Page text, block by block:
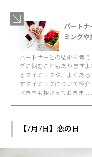
パートナ
ミングや
パートナーとの結婚を考
グに悩むこともあります
るタイミングや、よくあ
すタイミングについて紹
べき事も押さえておきまし
【7月7日】恋の日